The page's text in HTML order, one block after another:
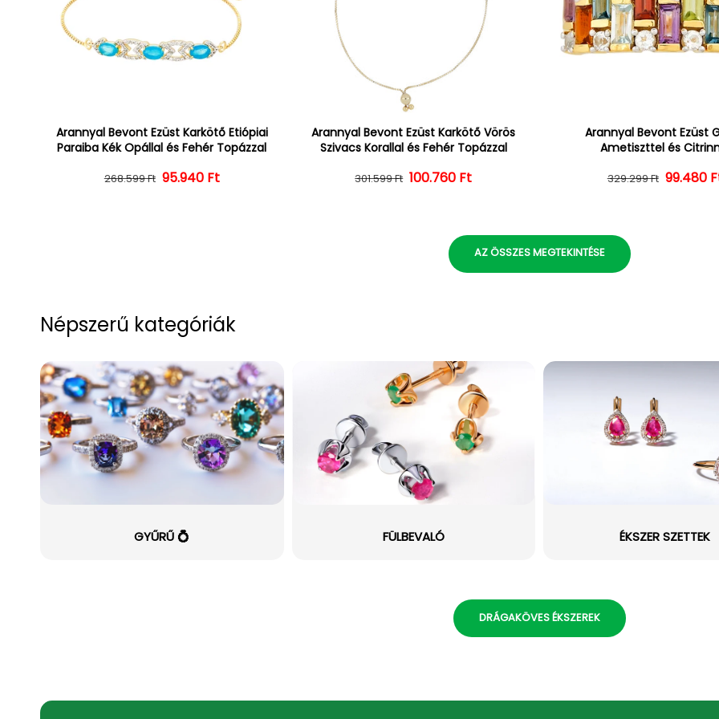
Arannyal Bevont Ezüst Karkötő Etiópiai
Paraiba Kék Opállal és Fehér Topázzal
Normál ár
268.599 Ft Kedvezményes ár
95.940 Ft
Arannyal Bevont Ezüst Karkötő Vörös
Szivacs Korallal és Fehér Topázzal
Normál ár
301.599 Ft Kedvezményes ár
100.760 Ft
Arannyal Bevont Ezüst
Ametiszttel és
Normál
329.299 Ft 99.480
AZ ÖSSZES MEGTEKINTÉSE
Népszerű kategóriák
GYŰRŰ 💍 FÜLBEVALÓ ÉKSZER SZETTEK
DRÁGAKÖVES ÉKSZEREK